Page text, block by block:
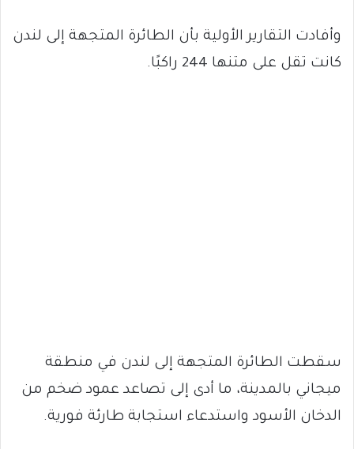
وأفادت التقارير الأولية بأن الطائرة المتجهة إلى لندن
كانت تقل على متنها 244 راكبًا.
سقطت الطائرة المتجهة إلى لندن في منطقة
ميجاني بالمدينة، ما أدى إلى تصاعد عمود ضخم من
الدخان الأسود واستدعاء استجابة طارئة فورية.